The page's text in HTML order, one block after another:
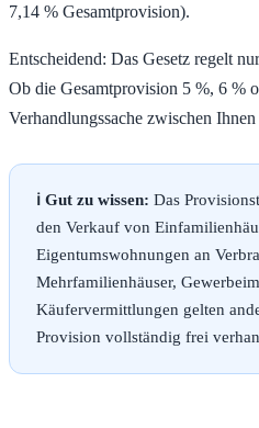
7,14 % Gesamtprovision).
Entscheidend: Das Gesetz regelt
Ob die Gesamtprovision 5 %, 6 %
Verhandlungssache zwischen
ℹ️ Gut zu wissen: Das
den Verkauf von
Eigentumswohnungen an
Mehrfamilienhäuser,
Käufervermittlungen gelten
Provision vollständig frei